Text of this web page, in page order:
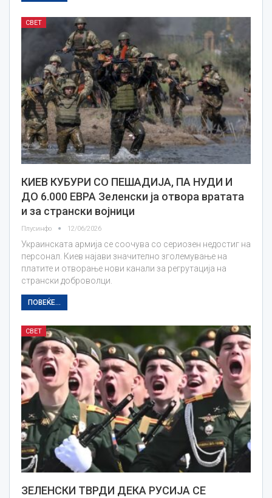
СВЕТ
КИЕВ КУБУРИ СО ПЕШАДИЈА, ПА НУДИ И
ДО 6.000 ЕВРА Зеленски ја отвора вратата
и за странски војници
Плусинфо 12/06/2026
Украинската армија се соочува со сериозен недостиг на
персонал. Киев најави значително зголемување на
платите и отворање нови канали за регрутација на
странски доброволци.
ПОВЕЌЕ...
СВЕТ
ЗЕЛЕНСКИ ТВРДИ ДЕКА РУСИЈА СЕ